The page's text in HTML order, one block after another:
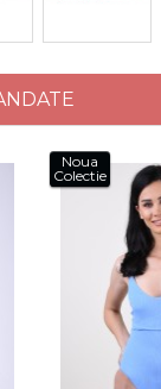
Noua
Colectie